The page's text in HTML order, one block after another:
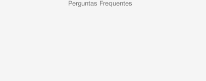
Perguntas Frequentes